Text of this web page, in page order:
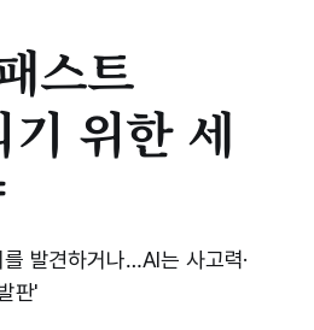
스트
위한 세
발견하거나…AI는 사고력·
판'